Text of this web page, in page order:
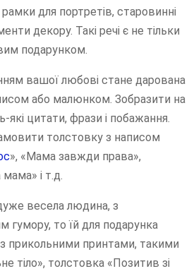
рамки для портретів, старовинні
декору. Такі речі є не тільки
подарунком.
вашої любові стане дарована
або малюнком. Зобразити на
цитати, фрази і побажання.
толстовку з написом
», «Мама завжди права»,
і т.д.
весела людина, з
гумору, то їй для подарунка
прикольними принтами, такими
тіло», толстовка «Позитив зі